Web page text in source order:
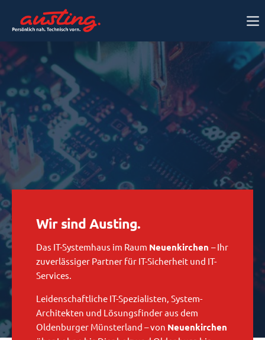
Wir sind Austing.
Das IT-Systemhaus im Raum Neuenkirchen – Ihr
zuverlässiger Partner für IT-Sicherheit und IT-
Services.
Leidenschaftliche IT-Spezialisten, System-
Architekten und Lösungsfinder aus dem
Oldenburger Münsterland – von Neuenkirchen